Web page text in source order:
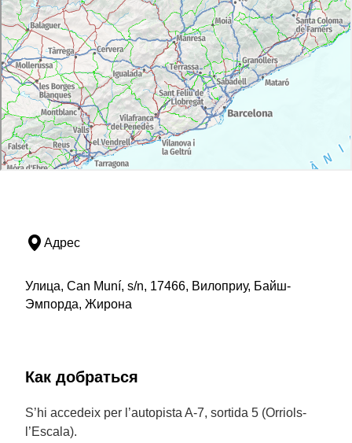
Адрес
Улица, Can Muní, s/n, 17466, Вилоприу, Байш-
Эмпорда, Жирона
Как добраться
S’hi accedeix per l’autopista A-7, sortida 5 (Orriols-
l’Escala).